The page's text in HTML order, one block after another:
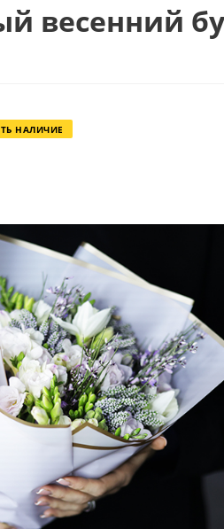
весенний
НАЛИЧИЕ